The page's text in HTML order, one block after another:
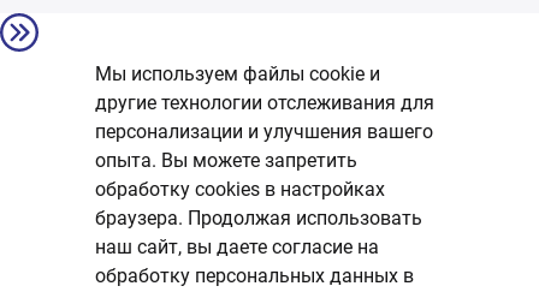
Мы используем файлы cookie и
другие технологии отслеживания для
персонализации и улучшения вашего
опыта. Вы можете запретить
обработку сookies в настройках
браузера. Продолжая использовать
наш сайт, вы даете согласие на
обработку персональных данных в